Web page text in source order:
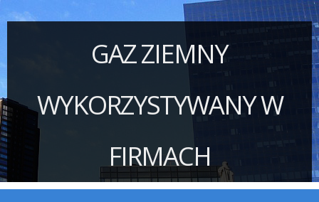
GAZ ZIEMNY
WYKORZYSTYWANY W
FIRMACH